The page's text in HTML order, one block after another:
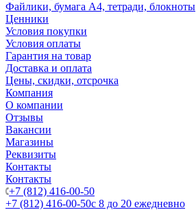
Файлики, бумага А4, тетради, блокноты
Ценники
Условия покупки
Условия оплаты
Гарантия на товар
Доставка и оплата
Цены, скидки, отсрочка
Компания
О компании
Отзывы
Вакансии
Магазины
Реквизиты
Контакты
Контакты
+7 (812) 416-00-50
+7 (812) 416-00-50с 8 до 20 ежедневно